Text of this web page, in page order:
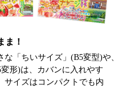
ま！
な「ちいサイズ」(B5変型)や、
形)は、カバンに入れやす
サイズはコンパクトでも内